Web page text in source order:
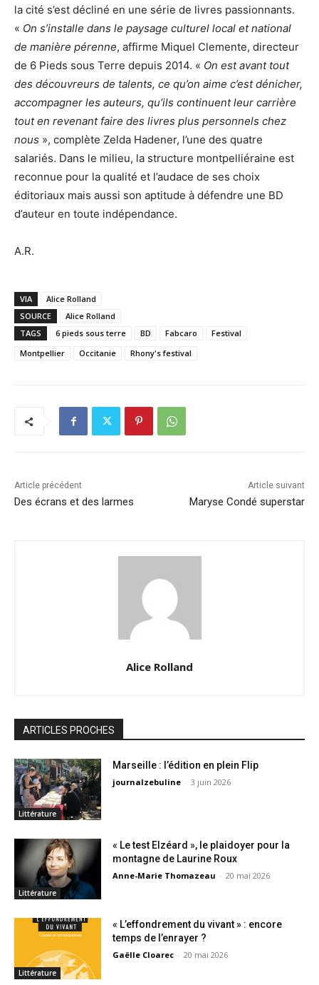
la cité s’est décliné en une série de livres passionnants.
« On s’installe dans le paysage culturel local et national
de manière pérenne, affirme Miquel Clemente, directeur
de 6 Pieds sous Terre depuis 2014. « On est avant tout
des découvreurs de talents, ce qu’on aime c’est dénicher,
accompagner les auteurs, qu’ils continuent leur carrière
tout en revenant faire des livres plus personnels chez
nous », complète Zelda Hadener, l’une des quatre
salariés. Dans le milieu, la structure montpelliéraine est
reconnue pour la qualité et l’audace de ses choix
éditoriaux mais aussi son aptitude à défendre une BD
d’auteur en toute indépendance.
A.R.
VIA
Alice Rolland
SOURCE
Alice Rolland
TAGS
6 pieds sous terre BD Fabcaro
Festival
Montpellier
Occitanie Rhony's festival
Article précédent
Des écrans et des larmes
Article suivant
Maryse Condé superstar
Alice Rolland
ARTICLES PROCHES
Littérature
Marseille : l’édition en plein Flip
journalzebuline - 3 juin 2026
Littérature
« Le test Elzéard », le plaidoyer pour la
montagne de Laurine Roux
Anne-Marie Thomazeau - 20 mai 2026
Littérature
« L’effondrement du vivant » : encore
temps de l’enrayer ?
Gaëlle Cloarec - 20 mai 2026